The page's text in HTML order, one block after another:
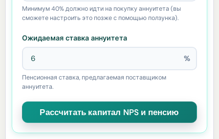
Минимум 40% должно идти на покупку аннуитета (вы
сможете настроить это позже с помощью ползунка).
Ожидаемая ставка аннуитета
%
Пенсионная ставка, предлагаемая поставщиком
аннуитета.